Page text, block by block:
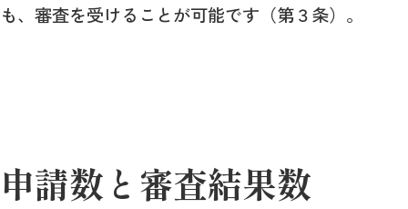
も、審査を受けることが可能です（第３条）。
申請数と審査結果数